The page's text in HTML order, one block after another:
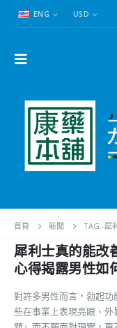
ENG USD
首頁 新聞 TAG -犀
犀利士真的能改
心得揭露男性如
對許多男性而言，勃起
些在事業上表現亮眼、